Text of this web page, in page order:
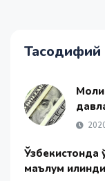
Тасодифий
Ўзбекистонда
маълум қилинди